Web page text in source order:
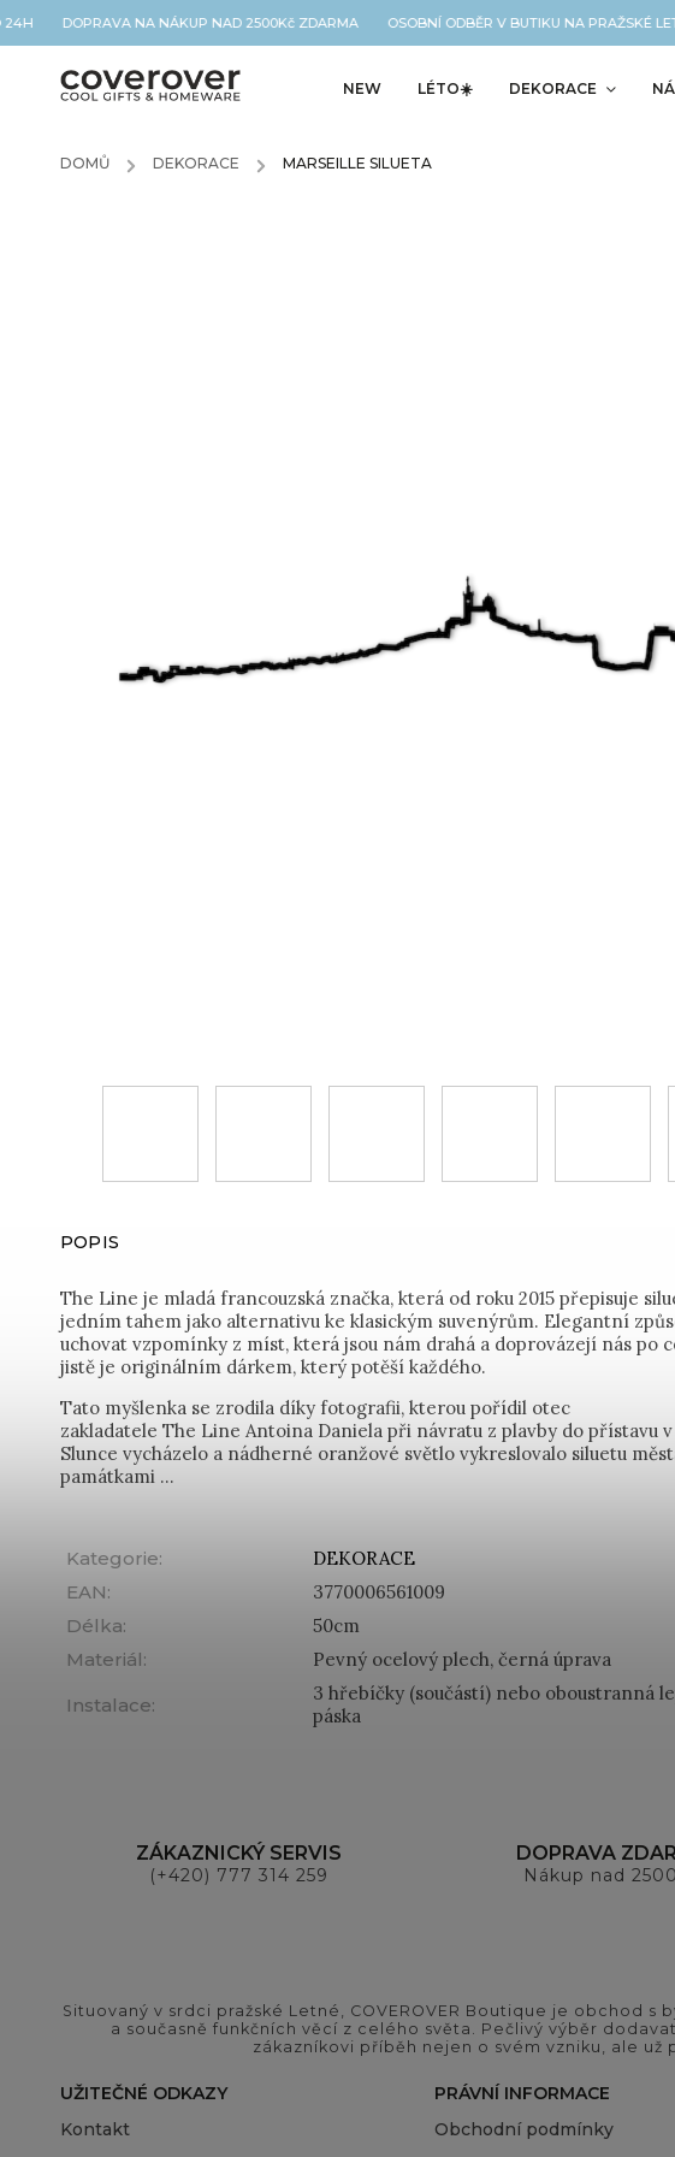
DOPRAVA NA NÁKUP NAD 2500Kč ZDARMA OSOBNÍ ODBĚR V BUTIKU NA PRAŽSKÉ
NEW LÉTO☀️ DEKORACE
DOMŮ / DEKORACE / MARSEILLE SILUETA
POPIS
The Line je mladá francouzská značka, která od roku 2015 přepisuje
jedním tahem jako alternativu ke klasickým suvenýrům. Elegantní
uchovat vzpomínky z míst, která jsou nám drahá a doprovázejí nás po
jistě je originálním dárkem, který potěší každého.
Tato myšlenka se zrodila díky fotografii, kterou pořídil otec
zakladatele The Line Antoina Daniela při návratu z plavby do přístavu
Slunce vycházelo a nádherné oranžové světlo vykreslovalo siluetu
památkami ...
Kategorie:
DEKORACE
EAN:
3770006561009
Délka:
50cm
Materiál:
Pevný ocelový plech, černá úprava
Instalace:
3 hřebíčky (součástí) nebo oboustranná
páska
ZÁKAZNICKÝ SERVIS
(+420) 777 314 259
DOPRAVA
Nákup nad
Situovaný v srdci pražské Letné, COVEROVER Boutique je obchod
a současně funkčních věcí z celého světa. Pečlivý výběr
zákazníkovi příběh nejen o svém vzniku, ale už
UŽITEČNÉ ODKAZY
Kontakt
PRÁVNÍ INFORMACE
Obchodní podmínky